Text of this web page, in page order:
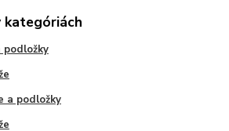
kategóriách
podložky
a podložky